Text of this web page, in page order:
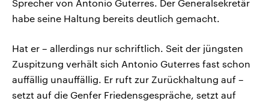
Sprecher von Antonio Guterres. Der Generalsekretär
habe seine Haltung bereits deutlich gemacht.
Hat er – allerdings nur schriftlich. Seit der jüngsten
Zuspitzung verhält sich Antonio Guterres fast schon
auffällig unauffällig. Er ruft zur Zurückhaltung auf –
setzt auf die Genfer Friedensgespräche, setzt auf